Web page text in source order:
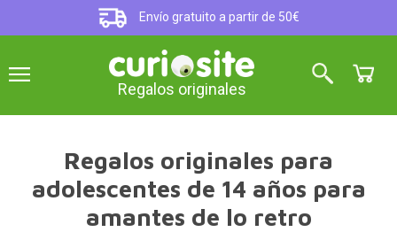
Envío gratuito a partir de 50€
Regalos originales
Regalos originales para
adolescentes de 14 años para
amantes de lo retro